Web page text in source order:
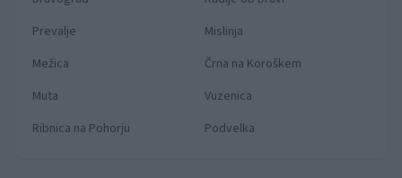
Prevalje
Mislinja
Mežica
Črna na Koroškem
Muta
Vuzenica
Ribnica na Pohorju
Podvelka